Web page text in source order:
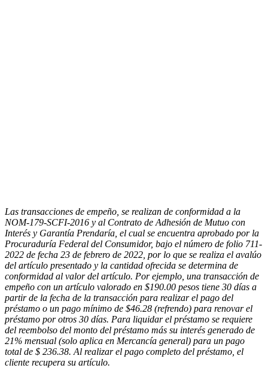
Las transacciones de empeño, se realizan de conformidad a la
NOM-179-SCFI-2016 y al Contrato de Adhesión de Mutuo con
Interés y Garantía Prendaría, el cual se encuentra aprobado por la
Procuraduría Federal del Consumidor, bajo el número de folio 711-
2022 de fecha 23 de febrero de 2022, por lo que se realiza el avalúo
del artículo presentado y la cantidad ofrecida se determina de
conformidad al valor del artículo. Por ejemplo, una transacción de
empeño con un artículo valorado en $190.00 pesos tiene 30 días a
partir de la fecha de la transacción para realizar el pago del
préstamo o un pago mínimo de $46.28 (refrendo) para renovar el
préstamo por otros 30 días. Para liquidar el préstamo se requiere
del reembolso del monto del préstamo más su interés generado de
21% mensual (solo aplica en Mercancía general) para un pago
total de $ 236.38. Al realizar el pago completo del préstamo, el
cliente recupera su artículo.